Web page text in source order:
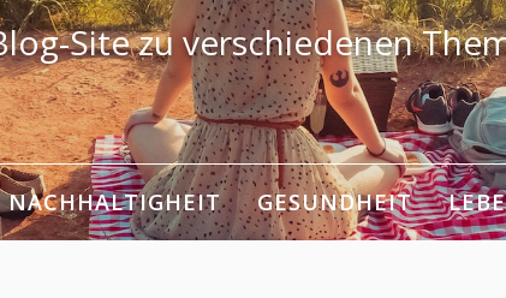
Site zu verschiedenen
NACHHALTIGHEIT GESUNDHEIT